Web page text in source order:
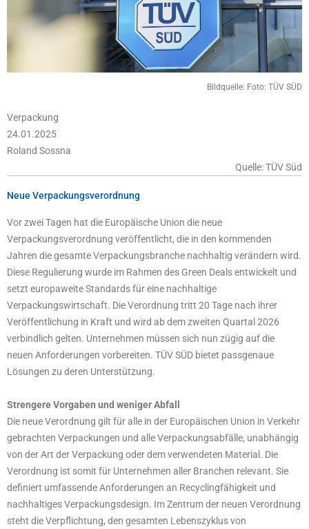
Bildquelle: Foto: TÜV SÜD
Verpackung
24.01.2025
Roland Sossna
Quelle: TÜV Süd
Neue Verpackungsverordnung
Vor zwei Tagen hat die Europäische Union die neue
Verpackungsverordnung veröffentlicht, die in den kommenden
Jahren die gesamte Verpackungsbranche nachhaltig verändern wird.
Diese Regulierung wurde im Rahmen des Green Deals entwickelt und
setzt europaweite Standards für eine nachhaltige
Verpackungswirtschaft. Die Verordnung tritt 20 Tage nach ihrer
Veröffentlichung in Kraft und wird ab dem zweiten Quartal 2026
verbindlich gelten. Unternehmen müssen sich nun zügig auf die
neuen Anforderungen vorbereiten. TÜV SÜD bietet passgenaue
Lösungen zu deren Unterstützung.
Strengere Vorgaben und weniger Abfall
Die neue Verordnung gilt für alle in der Europäischen Union in Verkehr
gebrachten Verpackungen und alle Verpackungsabfälle, unabhängig
von der Art der Verpackung oder dem verwendeten Material. Die
Verordnung ist somit für Unternehmen aller Branchen relevant. Sie
definiert umfassende Anforderungen an Recyclingfähigkeit und
nachhaltiges Verpackungsdesign. Im Zentrum der neuen Verordnung
steht die Verpflichtung, den gesamten Lebenszyklus von